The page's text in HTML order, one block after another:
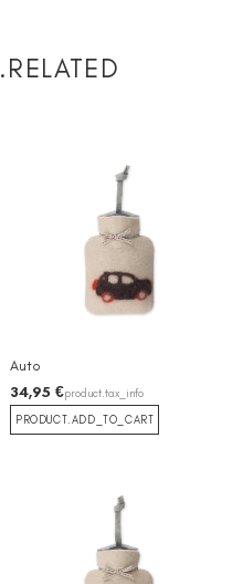
Auto
34,95 €product.tax_info
PRODUCT.ADD_TO_CART